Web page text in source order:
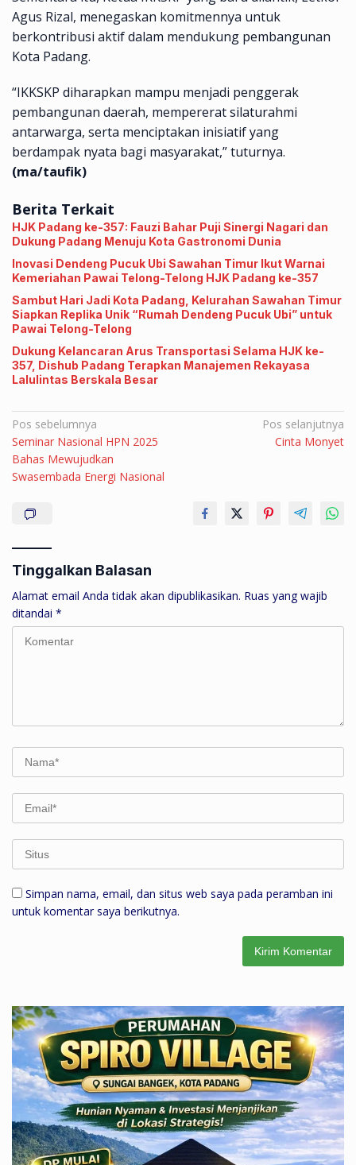
Agus Rizal, menegaskan komitmennya untuk
berkontribusi aktif dalam mendukung pembangunan
Kota Padang.
“IKKSKP diharapkan mampu menjadi penggerak
pembangunan daerah, mempererat silaturahmi
antarwarga, serta menciptakan inisiatif yang
berdampak nyata bagi masyarakat,” tuturnya.
(ma/taufik)
Berita Terkait
HJK Padang ke-357: Fauzi Bahar Puji Sinergi Nagari dan
Dukung Padang Menuju Kota Gastronomi Dunia
Inovasi Dendeng Pucuk Ubi Sawahan Timur Ikut Warnai
Kemeriahan Pawai Telong-Telong HJK Padang ke-357
Sambut Hari Jadi Kota Padang, Kelurahan Sawahan Timur
Siapkan Replika Unik “Rumah Dendeng Pucuk Ubi” untuk
Pawai Telong-Telong
Dukung Kelancaran Arus Transportasi Selama HJK ke-
357, Dishub Padang Terapkan Manajemen Rekayasa
Lalulintas Berskala Besar
Navigasi
pos
Pos sebelumnya
Seminar Nasional HPN 2025
Bahas Mewujudkan
Swasembada Energi Nasional
Pos selanjutnya
Cinta Monyet
Tinggalkan Balasan
Alamat email Anda tidak akan dipublikasikan. Ruas yang wajib
ditandai *
Simpan nama, email, dan situs web saya pada peramban ini
untuk komentar saya berikutnya.